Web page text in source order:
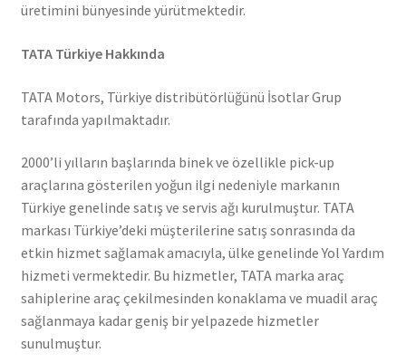
üretimini bünyesinde yürütmektedir.
TATA Türkiye Hakkında
TATA Motors, Türkiye distribütörlüğünü İsotlar Grup
tarafında yapılmaktadır.
2000’li yılların başlarında binek ve özellikle pick-up
araçlarına gösterilen yoğun ilgi nedeniyle markanın
Türkiye genelinde satış ve servis ağı kurulmuştur. TATA
markası Türkiye’deki müşterilerine satış sonrasında da
etkin hizmet sağlamak amacıyla, ülke genelinde Yol Yardım
hizmeti vermektedir. Bu hizmetler, TATA marka araç
sahiplerine araç çekilmesinden konaklama ve muadil araç
sağlanmaya kadar geniş bir yelpazede hizmetler
sunulmuştur.